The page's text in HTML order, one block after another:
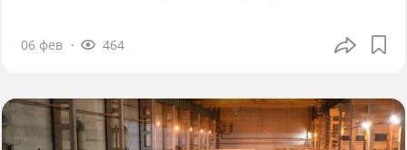
06 фев 464